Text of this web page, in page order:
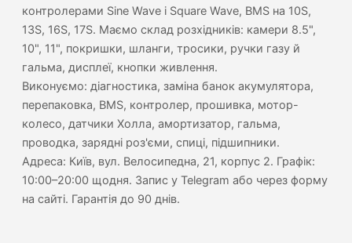
контролерами Sine Wave і Square Wave, BMS на 10S,
13S, 16S, 17S. Маємо склад розхідників: камери 8.5",
10", 11", покришки, шланги, тросики, ручки газу й
гальма, дисплеї, кнопки живлення.
Виконуємо: діагностика, заміна банок акумулятора,
перепаковка, BMS, контролер, прошивка, мотор-
колесо, датчики Холла, амортизатор, гальма,
проводка, зарядні роз'єми, спиці, підшипники.
Адреса: Київ, вул. Велосипедна, 21, корпус 2. Графік:
10:00–20:00 щодня. Запис у Telegram або через форму
на сайті. Гарантія до 90 днів.